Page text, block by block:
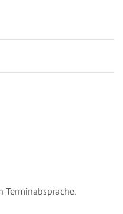
Terminabsprache.